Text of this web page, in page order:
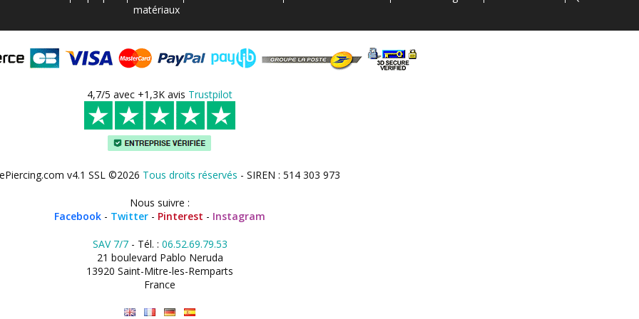
matériaux
4,7/5 avec +1,3K avis Trustpilot
v4.1 SSL ©2026 Tous droits réservés - SIREN : 514 303 973
Nous suivre :
Facebook - Twitter - Pinterest - Instagram
SAV 7/7- Tél. : 06.52.69.79.53
21 boulevard Pablo Neruda
13920 Saint-Mitre-les-Remparts
France